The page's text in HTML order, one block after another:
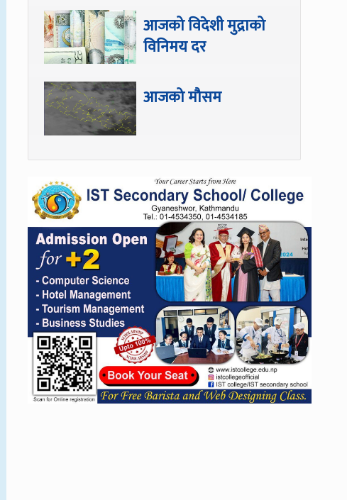
आजको विदेशी मुद्राको
विनिमय दर
आजको मौसम